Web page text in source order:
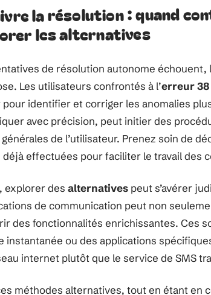
la résolution : quand
les alternatives
de résolution autonome échouent,
Les utilisateurs confrontés à l’erreur 38
pour identifier et corriger les anomalies
avec précision, peut initier des
de l’utilisateur. Prenez soin de
déjà effectuées pour faciliter le travail des
explorer des alternatives peut s’avérer
de communication peut non
des fonctionnalités enrichissantes. Ces
instantanée ou des applications
internet plutôt que le service de SMS
méthodes alternatives, tout en étant en